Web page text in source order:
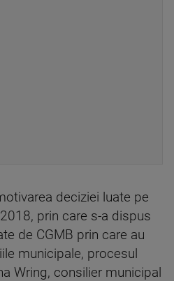
deciziei luate pe
prin care s-a dispus
de CGMB prin care au
municipale, procesul
Wring, consilier municipal